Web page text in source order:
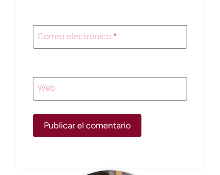
Correo electrónico *
Web